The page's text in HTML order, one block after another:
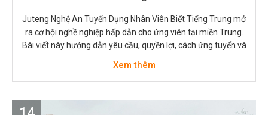
Juteng Nghệ An Tuyển Dụng Nhân Viên Biết Tiếng Trung mở
ra cơ hội nghề nghiệp hấp dẫn cho ứng viên tại miền Trung.
Bài viết này hướng dẫn yêu cầu, quyền lợi, cách ứng tuyển và
Xem thêm